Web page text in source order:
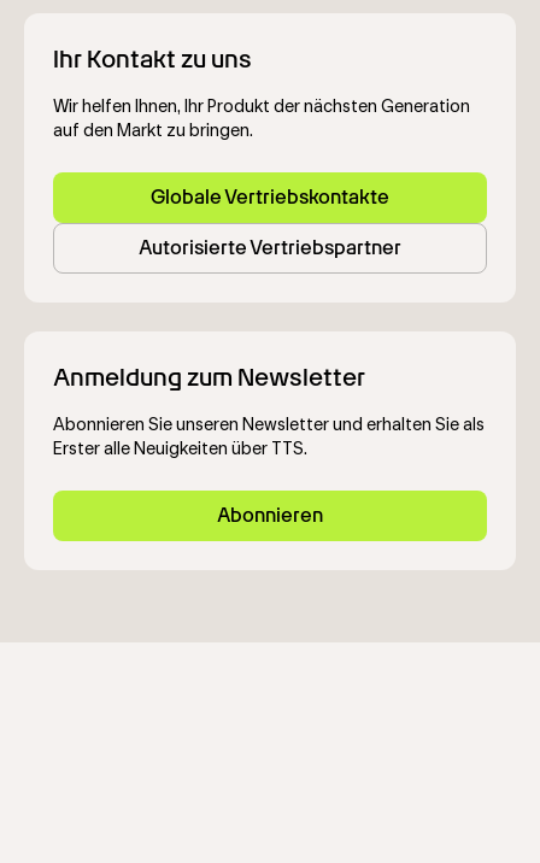
Ihr Kontakt zu uns
Wir helfen Ihnen, Ihr Produkt der nächsten Generation
auf den Markt zu bringen.
Globale Vertriebskontakte
Autorisierte Vertriebspartner
Anmeldung zum Newsletter
Abonnieren Sie unseren Newsletter und erhalten Sie als
Erster alle Neuigkeiten über TTS.
Abonnieren